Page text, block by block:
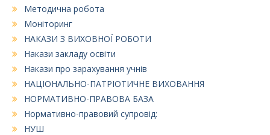
Методична робота
Моніторинг
НАКАЗИ З ВИХОВНОЇ РОБОТИ
Накази закладу освіти
Накази про зарахування учнів
НАЦІОНАЛЬНО-ПАТРІОТИЧНЕ ВИХОВАННЯ
НОРМАТИВНО-ПРАВОВА БАЗА
Нормативно-правовий супровід:
НУШ